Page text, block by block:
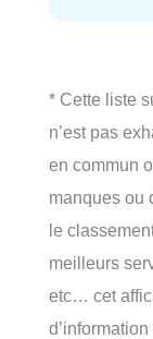
* Cette liste
n’est pas
en commun
manques ou
le
meilleurs
etc… cet